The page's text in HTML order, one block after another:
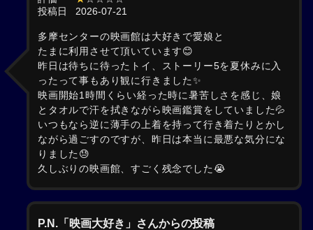
投稿日
2026-07-21
多摩センターの映画館は大好きで愛娘と
たまに利用させて頂いています😊
昨日は待ちに待ったトイ、ストーリー5を夏休みに入
ったって事もあり観に行きました✨
映画開始1時間くらい経った時に暑苦しさを感じ、娘
とタオルで汗を拭きながら映画鑑賞をしていました💦
いつもなら逆に薄手の上着を持って行き着たりとかし
ながら過ごすのですが、昨日は本当に最悪な気分にな
りました😓
久しぶりの映画館、すごく残念でした😭
P.N.「映画大好き」さんからの投稿